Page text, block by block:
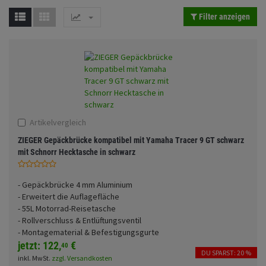
Sturzbügel und
Rucksäcke
Fahrwerk
Registrieren Merkzettel
Filter anzeigen
Artikelvergleich
ZIEGER Gepäckbrücke kompatibel mit Yamaha Tracer 9 GT schwarz
mit Schnorr Hecktasche in schwarz
- Gepäckbrücke 4 mm Aluminium
- Erweitert die Auflagefläche
- 55L Motorrad-Reisetasche
- Rollverschluss & Entlüftungsventil
- Montagematerial & Befestigungsgurte
jetzt: 122,40 €
DU SPARST: 20 %
inkl. MwSt. zzgl. Versandkosten